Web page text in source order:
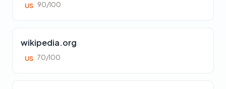
US 90/100
wikipedia.org
US 70/100